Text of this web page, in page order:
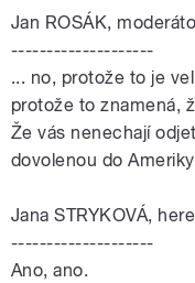
Jan ROSÁK,
--------------------
... no, protože to je
protože to znamená,
Že vás nenechají
dovolenou do
Jana STRYKOVÁ,
--------------------
Ano, ano.